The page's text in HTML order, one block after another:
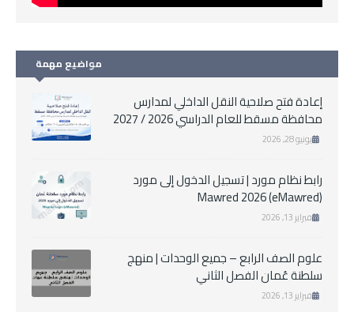
مواضيع مهمة
إعادة فتح صلاحية النقل الداخلي لمدارس
محافظة مسقط للعام الدراسي 2026 / 2027
يونيو 28, 2026
رابط نظام مورد | تسجيل الدخول إلى مورد
Mawred 2026 (eMawred)
فبراير 13, 2026
علوم الصف الرابع – جميع الوحدات | منهج
سلطنة عُمان الفصل الثاني
فبراير 13, 2026